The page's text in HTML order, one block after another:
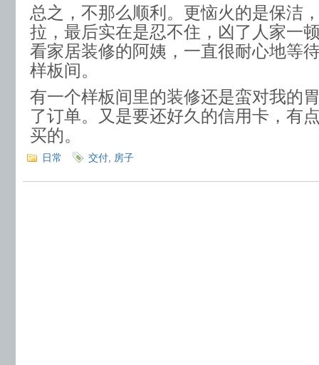
总之，不那么顺利。更恼火的是保洁
拉，最后实在是忍不住，凶了人家一
看家居装修的阿姨，一直很耐心地等
样板间。
有一个样板间里的装修还是蛮对我的
了订单。又是要还好久的信用卡，有
买的。
日常 交付 房子